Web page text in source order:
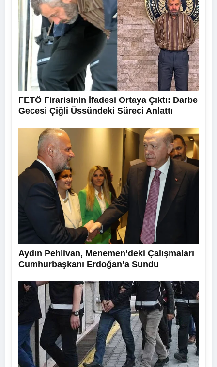
FETÖ Firarisinin İfadesi Ortaya Çıktı: Darbe
Gecesi Çiğli Üssündeki Süreci Anlattı
Aydın Pehlivan, Menemen’deki Çalışmaları
Cumhurbaşkanı Erdoğan’a Sundu